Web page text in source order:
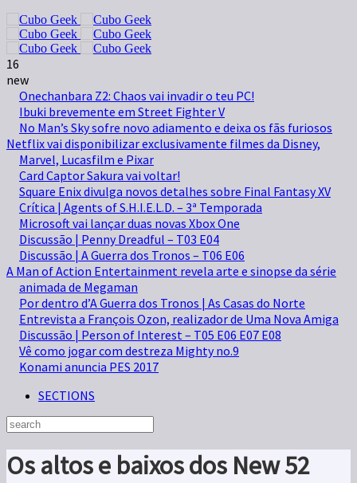
16
new
Onechanbara Z2: Chaos vai invadir o teu PC!
Ibuki brevemente em Street Fighter V
No Man’s Sky sofre novo adiamento e deixa os fãs furiosos
Netflix vai disponibilizar exclusivamente filmes da Disney,
Marvel, Lucasfilm e Pixar
Card Captor Sakura vai voltar!
Square Enix divulga novos detalhes sobre Final Fantasy XV
Crítica | Agents of S.H.I.E.L.D. – 3ª Temporada
Microsoft vai lançar duas novas Xbox One
Discussão | Penny Dreadful – T03 E04
Discussão | A Guerra dos Tronos – T06 E06
A Man of Action Entertainment revela arte e sinopse da série
animada de Megaman
Por dentro d’A Guerra dos Tronos | As Casas do Norte
Entrevista a François Ozon, realizador de Uma Nova Amiga
Discussão | Person of Interest – T05 E06 E07 E08
Vê como jogar com destreza Mighty no.9
Konami anuncia PES 2017
SECTIONS
Os altos e baixos dos New 52